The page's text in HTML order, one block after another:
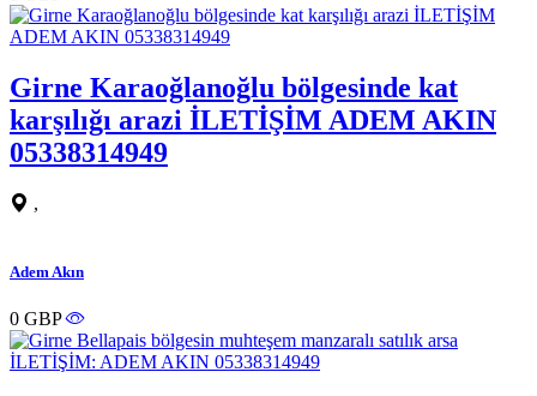
Girne Karaoğlanoğlu bölgesinde kat
karşılığı arazi İLETİŞİM ADEM AKIN
05338314949
,
Adem Akın
0 GBP